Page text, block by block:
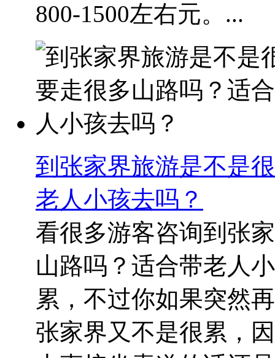
800-1500左右元。...
到张家界旅游是不是
老人小孩去吗？
看很多游客咨询到张
山路吗？适合带老人
累，不过你如果突然
张家界又不是很累，